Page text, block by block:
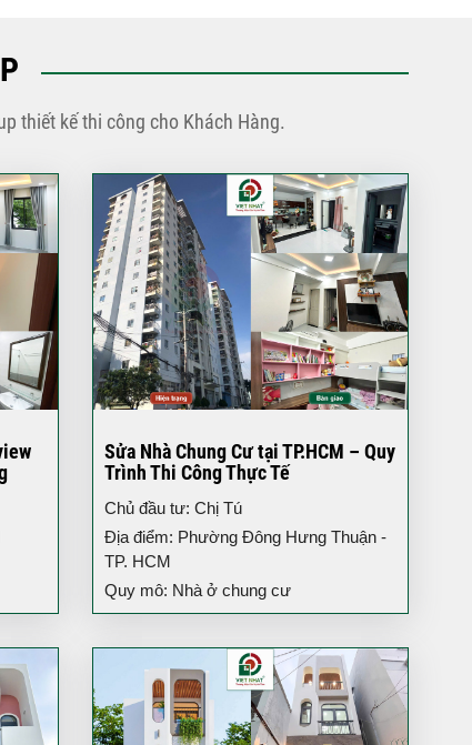
thiết kế thi công cho Khách Hàng.
Sửa Nhà Chung Cư tại TP.HCM – Quy
Trình Thi Công Thực Tế
Chủ đầu tư: Chị Tú
Địa điểm: Phường Đông Hưng Thuận -
TP. HCM
Quy mô: Nhà ở chung cư